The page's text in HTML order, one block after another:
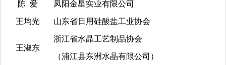
陈 爱 凤阳金星实业有限公司
王均光 山东省日用硅酸盐工业协会
王淑东
浙江省水晶工艺制品协会
（浦江县东洲水晶有限公司）